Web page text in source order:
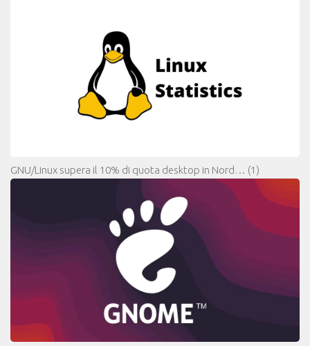
GNU/Linux supera il 10% di quota desktop in Nord… (1)